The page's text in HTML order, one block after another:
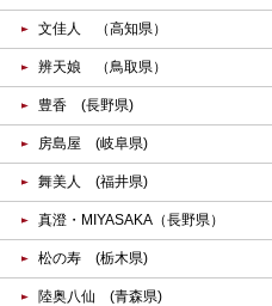
文佳人 （高知県）
辨天娘 （鳥取県）
豊香 (長野県)
房島屋 (岐阜県)
舞美人 (福井県)
真澄・MIYASAKA（長野県）
松の寿 (栃木県)
陸奥八仙 (青森県)